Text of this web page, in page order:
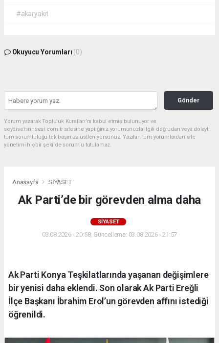
#akaryakıt
Okuyucu Yorumları (0)
Gönder
Yorum yazarak Topluluk Kuralları’nı kabul etmiş bulunuyor ve
seydisehirinsesi.com.tr sitesine yaptığınız yorumunuzla ilgili doğrudan veya dolaylı
tüm sorumluluğu tek başınıza üstleniyorsunuz. Yazılan tüm yorumlardan site
yönetimi hiçbir şekilde sorumlu tutulamaz.
Anasayfa SİYASET
Ak Parti’de bir görevden alma daha
SİYASET
03.08.2026 - 20:58, Güncelleme: 03.08.2026 - 21:57
Ak Parti Konya Teşkilatlarında yaşanan değişimlere
bir yenisi daha eklendi. Son olarak Ak Parti Ereğli
İlçe Başkanı İbrahim Erol’un görevden affını istediği
öğrenildi.